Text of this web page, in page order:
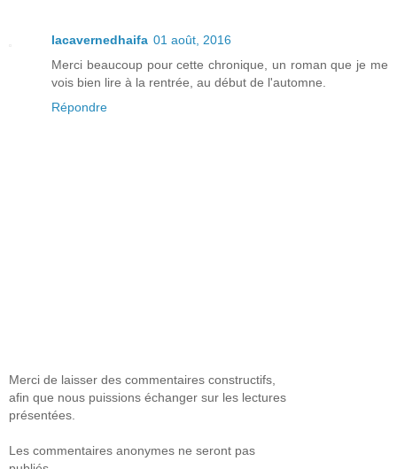
lacavernedhaifa 01 août, 2016
Merci beaucoup pour cette chronique, un roman que je me
vois bien lire à la rentrée, au début de l'automne.
Répondre
Merci de laisser des commentaires constructifs,
afin que nous puissions échanger sur les lectures
présentées.
Les commentaires anonymes ne seront pas